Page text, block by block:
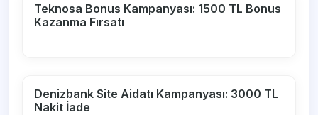
Teknosa Bonus Kampanyası: 1500 TL Bonus
Kazanma Fırsatı
Denizbank Site Aidatı Kampanyası: 3000 TL
Nakit İade